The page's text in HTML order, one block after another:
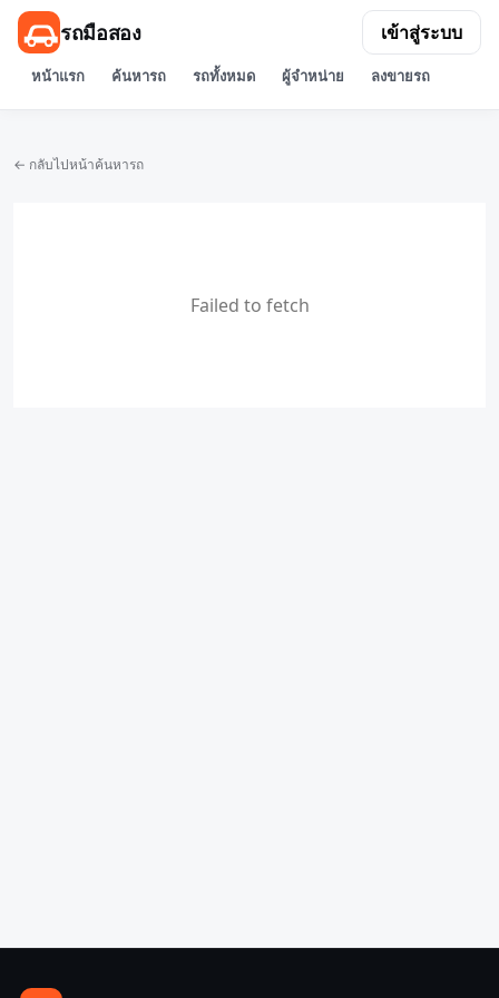
รถมือสอง
หน้าแรก ค้นหารถ รถทั้งหมด ผู้จำหน่าย ลงขายรถ
เข้าสู่ระบบ
← กลับไปหน้าค้นหารถ
Failed to fetch